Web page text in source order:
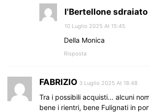
I'Bertellone
10 Luglio 2025 At 15:45
Della Monica
Risposta
FABRIZIO 3 Luglio 2025 At 18:48
Tra i possibili acquisti… alcuni
bene i rientri, bene Fulignati in